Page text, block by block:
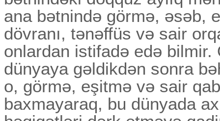
ana bətnində görmə, əsəb,
dövranı, tənəffüs və sair
onlardan istifadə edə bilmir.
dünyaya gəldikdən sonra
o, görmə, eşitmə və sair
baxmayaraq, bu dünyada